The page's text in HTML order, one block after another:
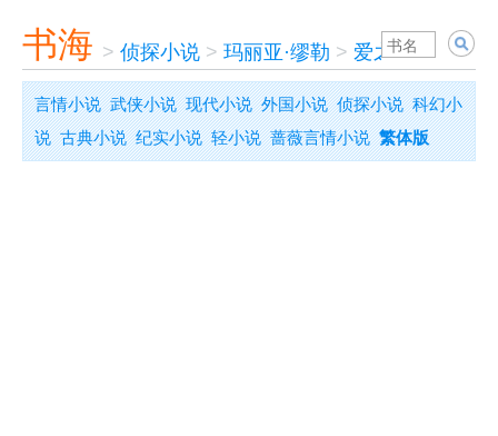
书海 > 侦探小说 > 玛丽亚·缪勒 > 爱之祸
言情小说 武侠小说 现代小说 外国小说 侦探小说 科幻小
说 古典小说 纪实小说 轻小说 蔷薇言情小说 繁体版